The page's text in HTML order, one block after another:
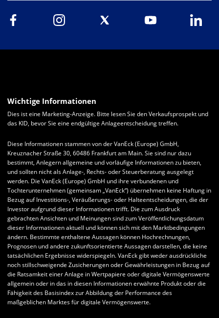
Wichtige Informationen
Dies ist eine Marketing-Anzeige. Bitte lesen Sie den Verkaufsprospekt und
das KID, bevor Sie eine endgültige Anlageentscheidung treffen.
Diese Informationen stammen von der VanEck (Europe) GmbH,
Kreuznacher Straße 30, 60486 Frankfurt am Main. Sie sind nur dazu
bestimmt, Anlegern allgemeine und vorläufige Informationen zu bieten,
und sollten nicht als Anlage-, Rechts- oder Steuerberatung ausgelegt
werden. Die VanEck (Europe) GmbH und ihre verbundenen und
Tochterunternehmen (gemeinsam „VanEck“) übernehmen keine Haftung in
Bezug auf Investitions-, Veräußerungs- oder Halteentscheidungen, die der
Investor aufgrund dieser Informationen trifft. Die zum Ausdruck
gebrachten Ansichten und Meinungen sind zum Veröffentlichungsdatum
dieser Informationen aktuell und können sich mit den Marktbedingungen
ändern. Bestimmte enthaltene Aussagen können Hochrechnungen,
Prognosen und andere zukunftsorientierte Aussagen darstellen, die keine
tatsächlichen Ergebnisse widerspiegeln. VanEck gibt weder ausdrückliche
noch stillschweigende Zusicherungen oder Gewährleistungen in Bezug auf
die Ratsamkeit einer Anlage in Wertpapiere oder digitale Vermögenswerte
allgemein oder in das in diesen Informationen erwähnte Produkt oder die
Fähigkeit des Basisindex zur Abbildung der Performance des
maßgeblichen Marktes für digitale Vermögenswerte.